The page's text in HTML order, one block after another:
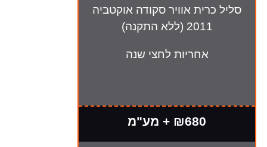
סליל כרית אוויר סקודה אוקטביה
2011 (ללא התקנה)
אחריות לחצי שנה
₪680 + מע"מ